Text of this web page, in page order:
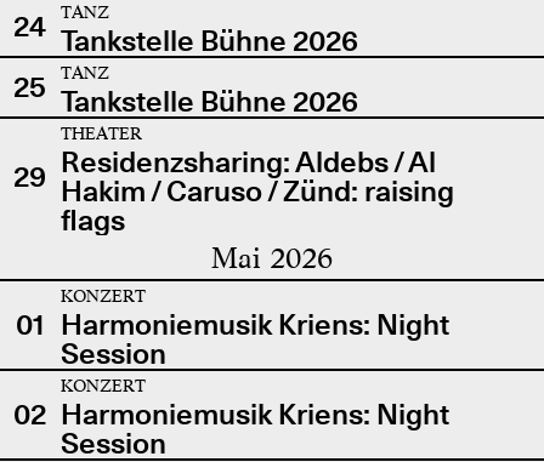
24
TANZ
Tankstelle Bühne 2026
25
TANZ
Tankstelle Bühne 2026
29
THEATER
Residenzsharing: Aldebs / Al
Hakim / Caruso / Zünd: raising
flags
Mai 2026
01
KONZERT
Harmoniemusik Kriens: Night
Session
02
KONZERT
Harmoniemusik Kriens: Night
Session